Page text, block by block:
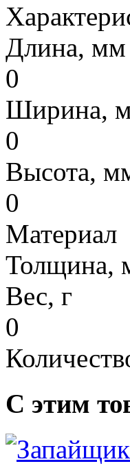
Длина, мм
0
Ширина,
0
Высота,
0
Материал
Толщина,
Вес, г
0
С этим